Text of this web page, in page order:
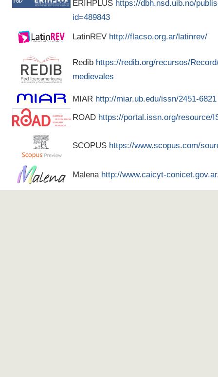
ERIHPLUS https://dbh.nsd.uib.no/
id=489843
LatinREV http://flacso.org.ar/latinrev/
Redib https://redib.org/recursos/
medievales
MIAR http://miar.ub.edu/issn/2451-6821
ROAD https://portal.issn.org/resource/
SCOPUS https://www.scopus.com/
Malena http://www.caicyt-